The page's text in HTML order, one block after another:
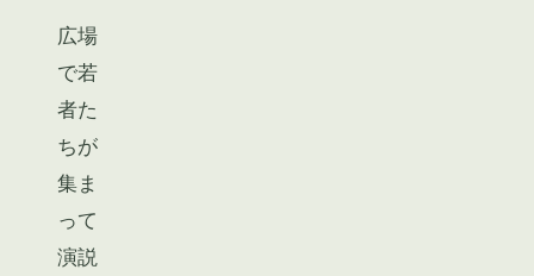
広場
で若
者た
ちが
集ま
って
演説